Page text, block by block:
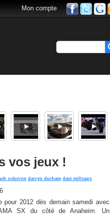
Mon compte
vos jeux !
osborne darryn durham davi millsaps
pour 2012 dès demain samedi avec
SX du côté de Anaheim. Un